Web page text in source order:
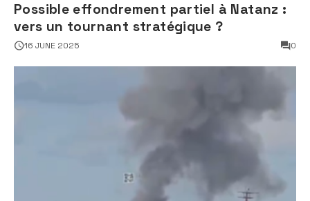
Possible effondrement partiel à Natanz :
vers un tournant stratégique ?
16 JUNE 2025 0